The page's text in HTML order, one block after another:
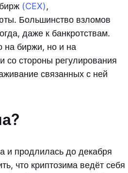
(CEX),
Большинство взломов
даже к банкротствам.
на биржи, но и на
со стороны регулирования
связанных с ней
и продлилась до декабря
что криптозима ведёт себя